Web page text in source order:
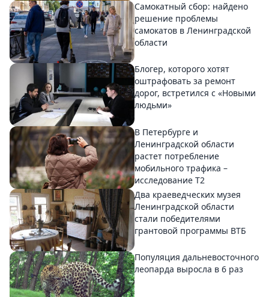
Самокатный сбор: найдено
решение проблемы
самокатов в Ленинградской
области
Блогер, которого хотят
оштрафовать за ремонт
дорог, встретился с «Новыми
людьми»
В Петербурге и
Ленинградской области
растет потребление
мобильного трафика –
исследование T2
Два краеведческих музея
Ленинградской области
стали победителями
грантовой программы ВТБ
Популяция дальневосточного
леопарда выросла в 6 раз